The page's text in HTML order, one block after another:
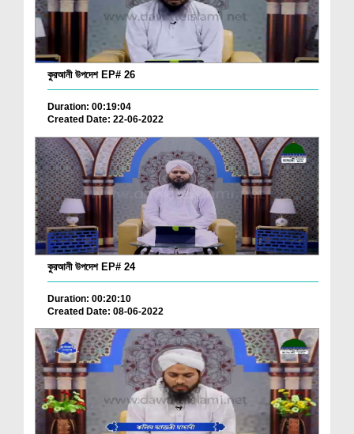
কুরআনী উপদেশ EP# 26
Duration: 00:19:04
Created Date: 22-06-2022
কুরআনী উপদেশ EP# 24
Duration: 00:20:10
Created Date: 08-06-2022